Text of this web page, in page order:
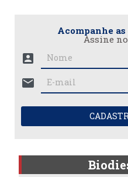
Acompanhe
Assine
account_box
mail